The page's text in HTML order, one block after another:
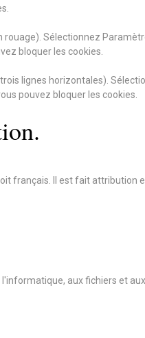
Sélectionnez
bloquer les cookies.
lignes horizontales).
pouvez bloquer les cookies.
français. Il est fait attribution
aux fichiers et